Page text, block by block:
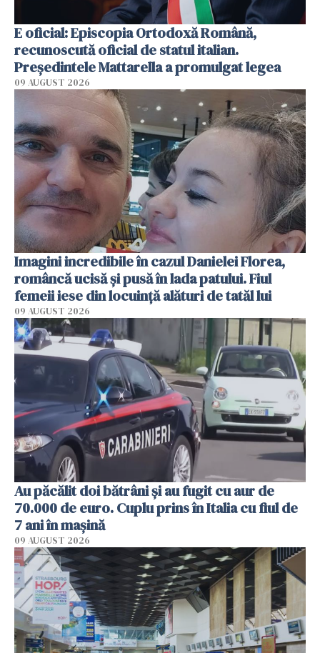
E oficial: Episcopia Ortodoxă Română,
recunoscută oficial de statul italian.
Președintele Mattarella a promulgat legea
09 AUGUST 2026
Imagini incredibile în cazul Danielei Florea,
româncă ucisă și pusă în lada patului. Fiul
femeii iese din locuință alături de tatăl lui
09 AUGUST 2026
Au păcălit doi bătrâni și au fugit cu aur de
70.000 de euro. Cuplu prins în Italia cu fiul de
7 ani în mașină
09 AUGUST 2026